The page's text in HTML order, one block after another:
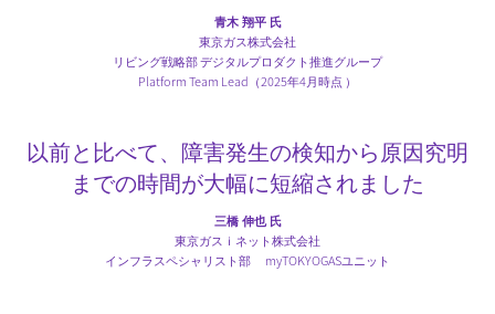
青木 翔平 氏
東京ガス株式会社
リビング戦略部 デジタルプロダクト推進グループ
Platform Team Lead（2025年4月時点 ）
以前と比べて、障害発生の検知から原因究明
までの時間が大幅に短縮されました
三橋 伸也 氏
東京ガスｉネット株式会社
インフラスペシャリスト部 myTOKYOGASユニット